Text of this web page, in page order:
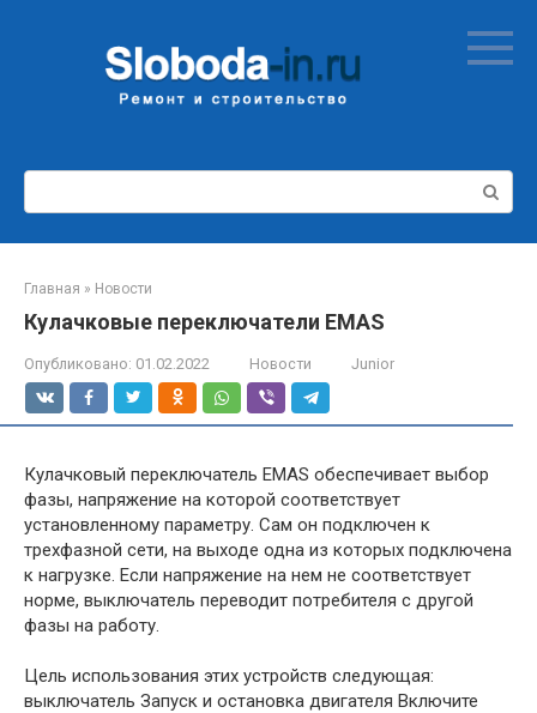
Поиск:
Главная » Новости
Кулачковые переключатели EMAS
Опубликовано: 01.02.2022 Новости Junior
Кулачковый переключатель EMAS обеспечивает выбор
фазы, напряжение на которой соответствует
установленному параметру. Сам он подключен к
трехфазной сети, на выходе одна из которых подключена
к нагрузке. Если напряжение на нем не соответствует
норме, выключатель переводит потребителя с другой
фазы на работу.
Цель использования этих устройств следующая:
выключатель Запуск и остановка двигателя Включите